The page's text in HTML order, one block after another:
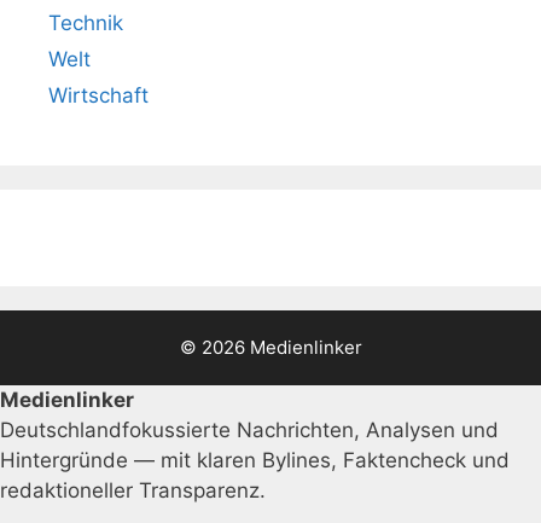
Technik
Welt
Wirtschaft
© 2026 Medienlinker
Medienlinker
Deutschlandfokussierte Nachrichten, Analysen und
Hintergründe — mit klaren Bylines, Faktencheck und
redaktioneller Transparenz.